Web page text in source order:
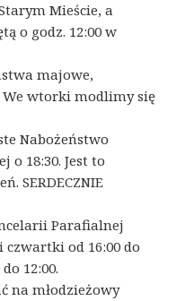
Mieście, a
o godz. 12:00 w
majowe,
We wtorki modlimy się
Nabożeństwo
o 18:30. Jest to
SERDECZNIE
Parafialnej
czwartki od 16:00 do
12:00.
na młodzieżowy